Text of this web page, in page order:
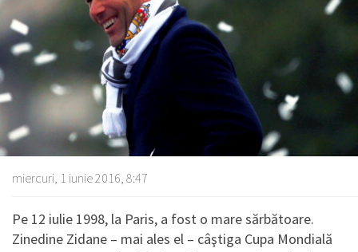
miercuri, 1 iunie 2016, 8:47
Pe 12 iulie 1998, la Paris, a fost o mare sărbătoare.
Zinedine Zidane – mai ales el – câştiga Cupa Mondială